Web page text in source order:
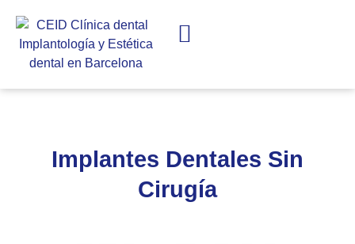
Implantes Dentales Sin
Cirugía